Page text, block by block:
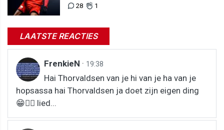
28 1
LAATSTE REACTIES
FrenkieN · 19:38
Hai Thorvaldsen van je hi van je ha van je
hopsassa hai Thorvaldsen ja doet zijn eigen ding
😁👍🏻 lied...